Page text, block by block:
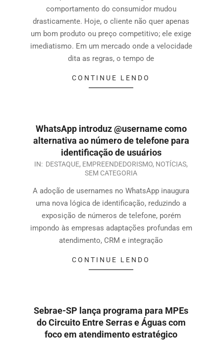
comportamento do consumidor mudou
drasticamente. Hoje, o cliente não quer apenas
um bom produto ou preço competitivo; ele exige
imediatismo. Em um mercado onde a velocidade
dita as regras, o tempo de
CONTINUE LENDO
WhatsApp introduz @username como
alternativa ao número de telefone para
identificação de usuários
IN: DESTAQUE, EMPREENDEDORISMO, NOTÍCIAS,
SEM CATEGORIA
A adoção de usernames no WhatsApp inaugura
uma nova lógica de identificação, reduzindo a
exposição de números de telefone, porém
impondo às empresas adaptações profundas em
atendimento, CRM e integração
CONTINUE LENDO
Sebrae-SP lança programa para MPEs
do Circuito Entre Serras e Águas com
foco em atendimento estratégico